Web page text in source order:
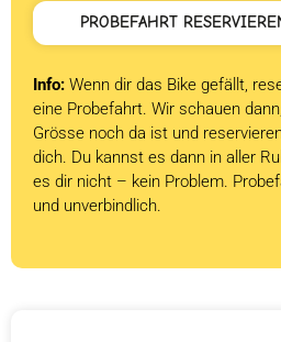
PROBEFAHRT
Info: Wenn dir das Bike gefällt,
eine Probefahrt. Wir schauen
Grösse noch da ist und
dich. Du kannst es dann in aller
es dir nicht – kein Problem.
und unverbindlich.